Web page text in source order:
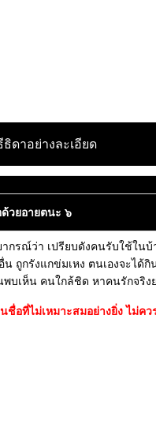
ดาอย่างละเอียด
วยอายตนะ ๖
กรณ์ว่า เปรียบดังคนรับใช้ในบ้
ถูกรังแกข่มเหง ตนเองจะได้กิ
บเห็น คนใกล้ชิด หาคนรักจริง
อที่ไม่เหมาะสมอย่างยิ่ง ไม่คว